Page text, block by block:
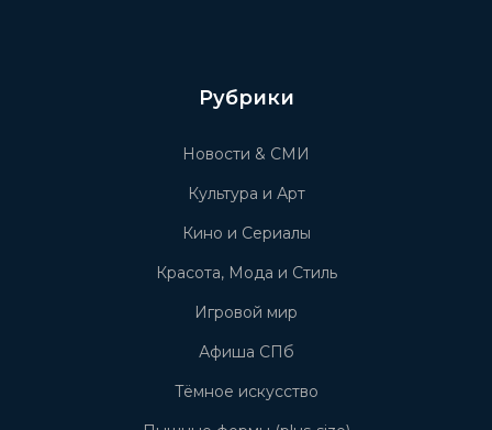
Рубрики
Новости & СМИ
Культура и Арт
Кино и Сериалы
Красота, Мода и Стиль
Игровой мир
Афиша СПб
Тёмное искусство